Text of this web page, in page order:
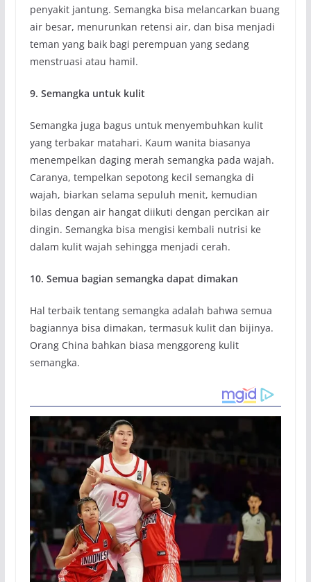
penyakit jantung. Semangka bisa melancarkan buang
air besar, menurunkan retensi air, dan bisa menjadi
teman yang baik bagi perempuan yang sedang
menstruasi atau hamil.
9. Semangka untuk kulit
Semangka juga bagus untuk menyembuhkan kulit
yang terbakar matahari. Kaum wanita biasanya
menempelkan daging merah semangka pada wajah.
Caranya, tempelkan sepotong kecil semangka di
wajah, biarkan selama sepuluh menit, kemudian
bilas dengan air hangat diikuti dengan percikan air
dingin. Semangka bisa mengisi kembali nutrisi ke
dalam kulit wajah sehingga menjadi cerah.
10. Semua bagian semangka dapat dimakan
Hal terbaik tentang semangka adalah bahwa semua
bagiannya bisa dimakan, termasuk kulit dan bijinya.
Orang China bahkan biasa menggoreng kulit
semangka.